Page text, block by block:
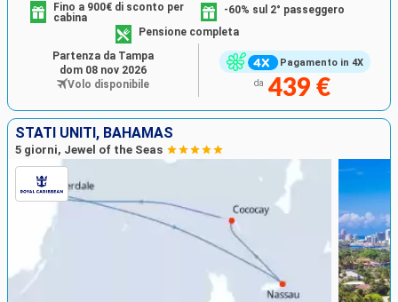
Pagamento in 4X
Fino a 900€ di sconto per
cabina
-60% sul 2° passeggero
Pensione completa
da 439 €
Partenza da Tampa
dom 08 nov 2026
Volo disponibile
STATI UNITI, BAHAMAS
5 giorni, Jewel of the Seas